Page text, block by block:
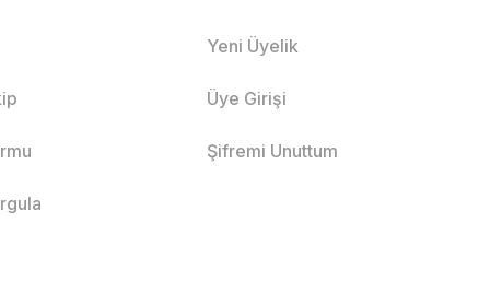
Yeni Üyelik
Üye Girişi
Şifremi Unuttum